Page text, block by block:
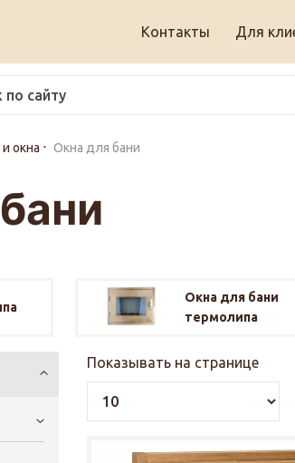
Контакты Для
окна Окна для бани
Окна для бани
термолипа
Показывать на странице